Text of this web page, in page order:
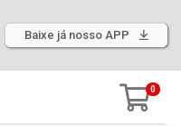
Baixe já nosso APP
0